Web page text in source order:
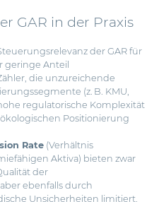
GAR in der Praxis
der GAR für
geringe Anteil
die unzureichende
(z. B. KMU,
regulatorische Komplexität
Positionierung
Rate (Verhältnis
Aktiva) bieten zwar
der
ebenfalls durch
Unsicherheiten limitiert.